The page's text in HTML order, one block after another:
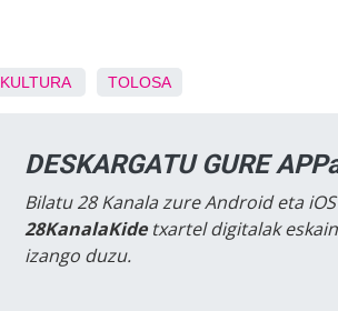
KULTURA TOLOSA
DESKARGATU GURE
Bilatu 28 Kanala zure Android eta
28KanalaKidetxartel digitalak
izango duzu.